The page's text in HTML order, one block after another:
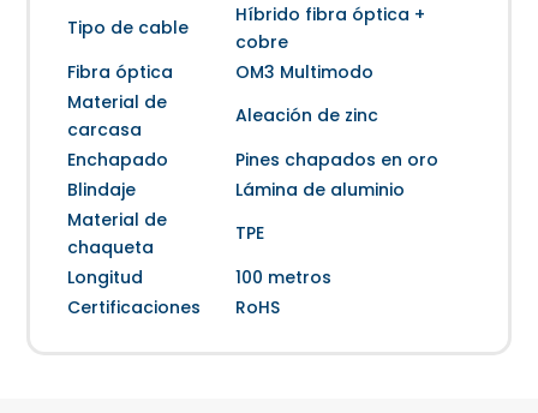
Tipo de cable
Híbrido fibra óptica +
cobre
Fibra óptica
OM3 Multimodo
Material de
carcasa
Aleación de zinc
Enchapado
Pines chapados en oro
Blindaje
Lámina de aluminio
Material de
chaqueta
TPE
Longitud
100 metros
Certificaciones
RoHS